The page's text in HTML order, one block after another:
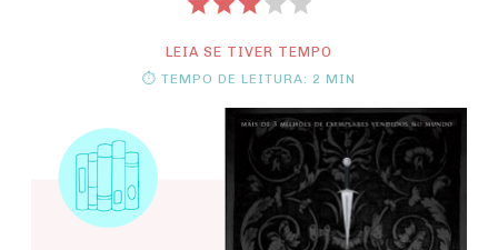
LEIA SE TIVER TEMPO
⏱ TEMPO DE LEITURA: 2 MIN